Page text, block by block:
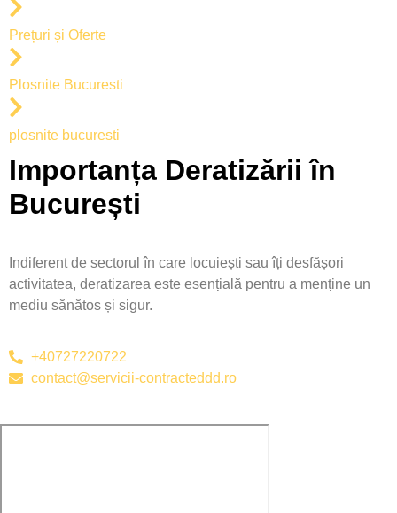
Prețuri și Oferte
Plosnite Bucuresti
plosnite bucuresti
Importanța Deratizării în
București
Indiferent de sectorul în care locuiești sau îți desfășori
activitatea, deratizarea este esențială pentru a menține un
mediu sănătos și sigur.
+40727220722
contact@servicii-contracteddd.ro